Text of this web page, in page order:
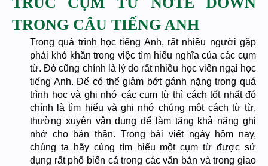
TRONG CÂU TIẾNG ANH
Trong quá trình học tiếng Anh, rất nhiều người gặp
phải khó khăn trong việc tìm hiểu nghĩa của các cụm
từ. Đó cũng chính là lý do rất nhiều học viên ngại học
tiếng Anh. Để có thể giảm bớt gánh nặng trong quá
trình học và ghi nhớ các cụm từ thì cách tốt nhất đó
chính là tìm hiểu và ghi nhớ chúng một cách từ từ,
thường xuyên vận dụng để làm tăng khả năng ghi
nhớ cho bản thân. Trong bài viết ngày hôm nay,
chúng ta hãy cùng tìm hiểu một cụm từ được sử
dụng rất phổ biến cả trong các văn bản và trong giao